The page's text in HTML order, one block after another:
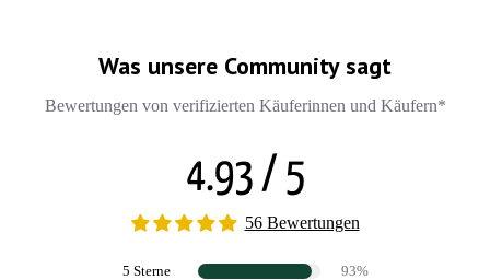
Was unsere Community sagt
Bewertungen von verifizierten Käuferinnen und Käufern*
4.93 / 5
56 Bewertungen
5 Sterne
93%